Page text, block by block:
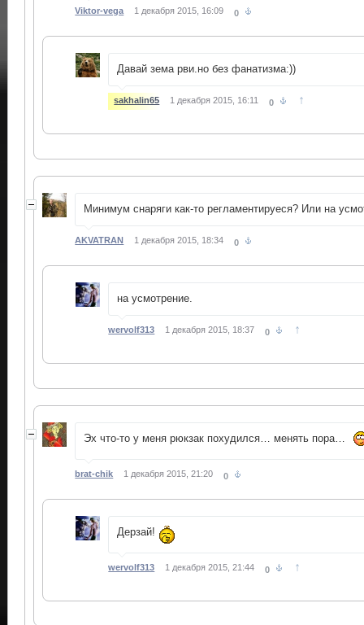
Viktor-vega 1 декабря 2015, 16:09 0
Давай зема рви.но без фанатизма:))
sakhalin65 1 декабря 2015, 16:11 0 ↑
Минимум снаряги как-то регламентируеся? Или на
AKVATRAN 1 декабря 2015, 18:34 0
на усмотрение.
wervolf313 1 декабря 2015, 18:37 0 ↑
Эх что-то у меня рюкзак похудился… менять пора…
brat-chik 1 декабря 2015, 21:20 0
Дерзай!
wervolf313 1 декабря 2015, 21:44 0 ↑